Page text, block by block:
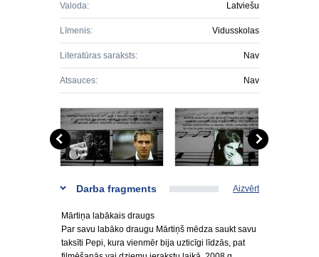
Valoda: Latviešu
Līmenis: Vidusskolas
Literatūras saraksts: Nav
Atsauces: Nav
Darba fragments Aizvērt
Mārtiņa labākais draugs
Par savu labāko draugu Mārtiņš mēdza saukt savu
taksīti Pepi, kura vienmēr bija uzticīgi līdzās, pat